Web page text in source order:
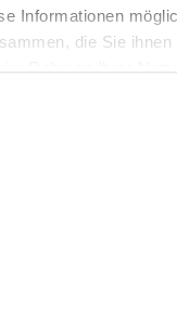
Informationen
die Sie ihnen
Rahmen Ihrer
Picture Haakon
Circular
PFC free DWR